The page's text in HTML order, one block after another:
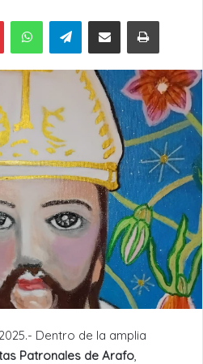
PinterestWhatsAppTelegramCompartir por Email Imprimir
Dentro de la amplia
Patronales de Arafo